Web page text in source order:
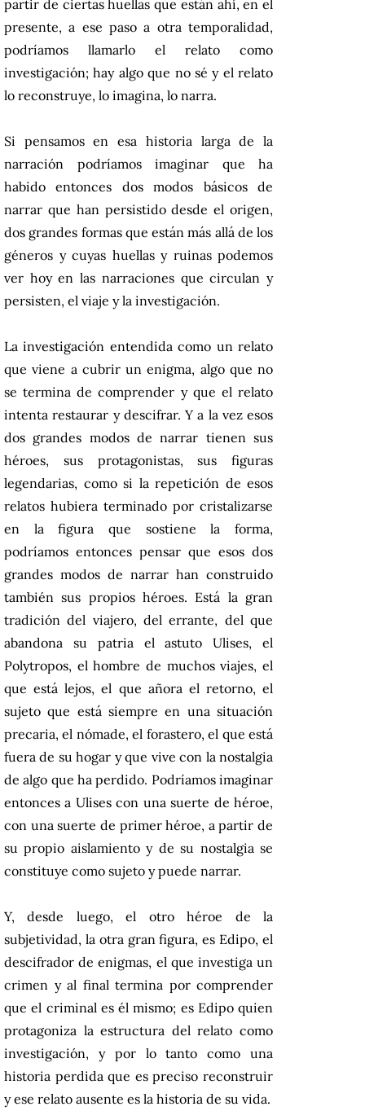
partir de ciertas huellas que están ahí, en el
presente, a ese paso a otra temporalidad,
podríamos llamarlo el relato como
investigación; hay algo que no sé y el relato
lo reconstruye, lo imagina, lo narra.
Si pensamos en esa historia larga de la
narración podríamos imaginar que ha
habido entonces dos modos básicos de
narrar que han persistido desde el origen,
dos grandes formas que están más allá de los
géneros y cuyas huellas y ruinas podemos
ver hoy en las narraciones que circulan y
persisten, el viaje y la investigación.
La investigación entendida como un relato
que viene a cubrir un enigma, algo que no
se termina de comprender y que el relato
intenta restaurar y descifrar. Y a la vez esos
dos grandes modos de narrar tienen sus
héroes, sus protagonistas, sus figuras
legendarias, como si la repetición de esos
relatos hubiera terminado por cristalizarse
en la figura que sostiene la forma,
podríamos entonces pensar que esos dos
grandes modos de narrar han construido
también sus propios héroes. Está la gran
tradición del viajero, del errante, del que
abandona su patria el astuto Ulises, el
Polytropos, el hombre de muchos viajes, el
que está lejos, el que añora el retorno, el
sujeto que está siempre en una situación
precaria, el nómade, el forastero, el que está
fuera de su hogar y que vive con la nostalgia
de algo que ha perdido. Podríamos imaginar
entonces a Ulises con una suerte de héroe,
con una suerte de primer héroe, a partir de
su propio aislamiento y de su nostalgia se
constituye como sujeto y puede narrar.
Y, desde luego, el otro héroe de la
subjetividad, la otra gran figura, es Edipo, el
descifrador de enigmas, el que investiga un
crimen y al final termina por comprender
que el criminal es él mismo; es Edipo quien
protagoniza la estructura del relato como
investigación, y por lo tanto como una
historia perdida que es preciso reconstruir
y ese relato ausente es la historia de su vida.